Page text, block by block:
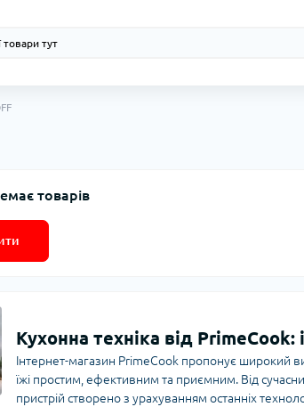
товарів
Кухонна техніка від PrimeCook:
Інтернет-магазин PrimeCook пропонує широкий
їжі простим, ефективним та приємним. Від
пристрій створено з урахуванням останніх